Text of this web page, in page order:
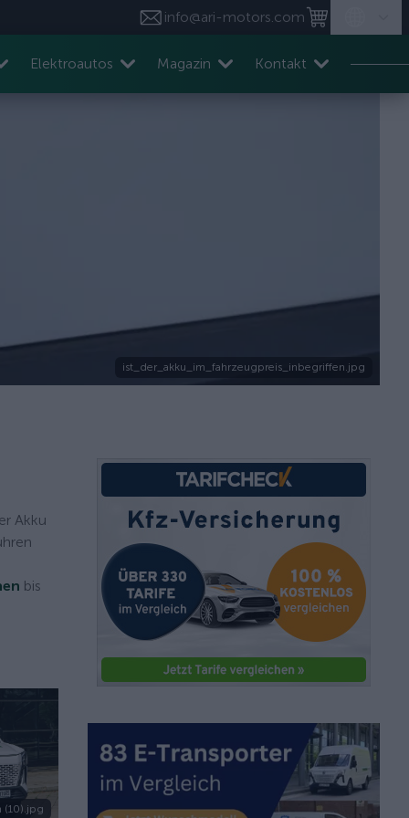
info@ari-motors.com
Elektroautos Magazin Kontakt
ist_der_akku_im_fahrzeugpreis_inbegriffen.jpg
Akku
bis
(10).jpg